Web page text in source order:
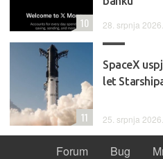
28. srpnja 2026.
10
SpaceX
let
25. srpnja 2026.
11
Forum Bug